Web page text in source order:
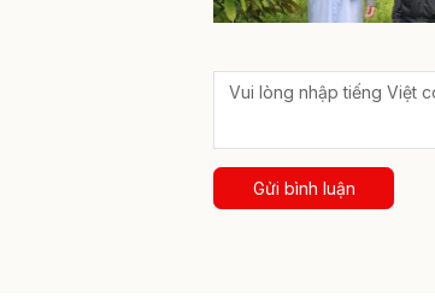
Gửi bình luận